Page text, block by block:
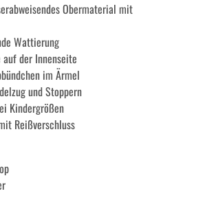
Obermaterial mit
Wattierung
der Innenseite
im Ärmel
und Stoppern
Kindergrößen
Reißverschluss